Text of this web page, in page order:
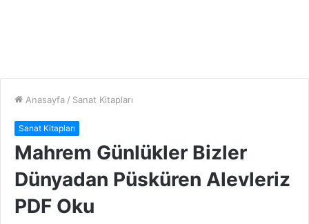
Anasayfa / Sanat Kitapları
Sanat Kitapları
Mahrem Günlükler Bizler
Dünyadan Püsküren Alevleriz
PDF Oku